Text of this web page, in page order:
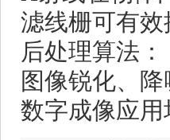
滤线栅可有
后处理算法：
图像锐化、
数字成像应